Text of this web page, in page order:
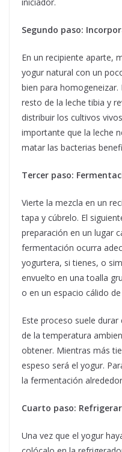
Segundo paso:
En un recipiente aparte,
yogur natural con un
bien para
resto de la leche tibia y
distribuir los cultivos
importante que la leche
matar las bacterias
Tercer paso:
Vierte la mezcla en un
tapa y cúbrelo. El
preparación en un lugar
fermentación ocurra
yogurtera, si tienes, o
envuelto en una toalla
o en un espacio cálido
Este proceso suele
de la temperatura
obtener. Mientras más
espeso será el yogur.
la fermentación
Cuarto paso:
Una vez que el yogur